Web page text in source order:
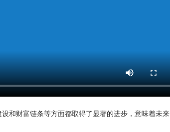
和财富链条等方面都取得了显著的进步，意味着未来